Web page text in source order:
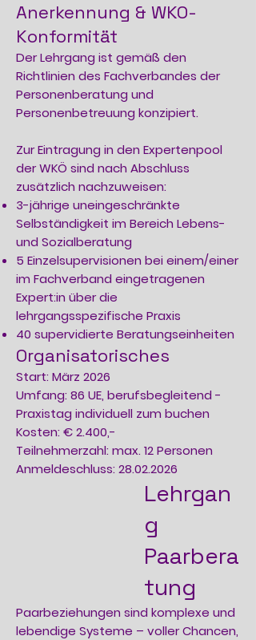
Anerkennung & WKO-
Konformität
Der Lehrgang ist gemäß den
Richtlinien des Fachverbandes der
Personenberatung und
Personenbetreuung konzipiert.
Zur Eintragung in den Expertenpool
der WKÖ sind nach Abschluss
zusätzlich nachzuweisen:
3-jährige uneingeschränkte
Selbständigkeit im Bereich Lebens-
und Sozialberatung
5 Einzelsupervisionen bei einem/einer
im Fachverband eingetragenen
Expert:in über die
lehrgangsspezifische Praxis
40 supervidierte Beratungseinheiten
Organisatorisches
Start: März 2026
Umfang: 86 UE, berufsbegleitend -
Praxistag individuell zum buchen
Kosten: € 2.400,-
Teilnehmerzahl: max. 12 Personen
Anmeldeschluss: 28.02.2026
Lehrgan
g
Paarbera
tung
Paarbeziehungen sind komplexe und
lebendige Systeme – voller Chancen,